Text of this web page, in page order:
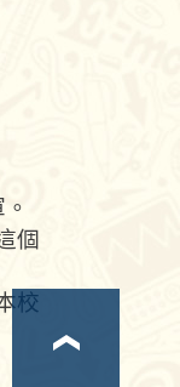
個
校